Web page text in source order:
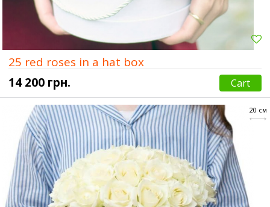
25 red roses in a hat box
14 200 грн.
Cart
20 см